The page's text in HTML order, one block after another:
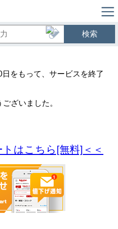
検索
をもって、サービスを終了
ざいました。
はこちら[無料]＜＜